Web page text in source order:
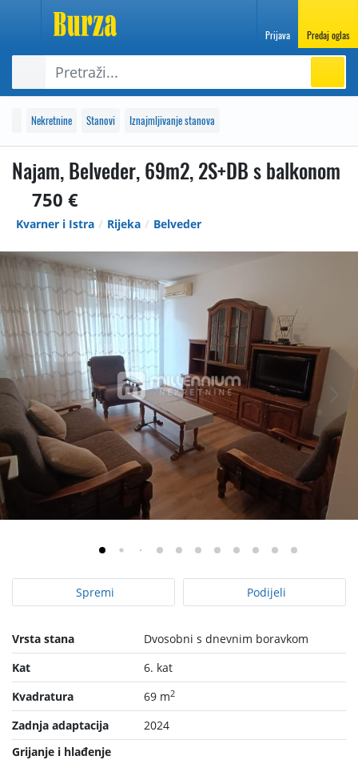
Prijava Predaj oglas
Nekretnine Stanovi Iznajmljivanje stanova
Najam, Belveder, 69m2, 2S+DB s balkonom
750 €
Kvarner i Istra Rijeka Belveder
Spremi Podijeli
Vrsta stana
Dvosobni s dnevnim boravkom
Kat
6. kat
Kvadratura
69 m2
Zadnja adaptacija
2024
Grijanje i hlađenje